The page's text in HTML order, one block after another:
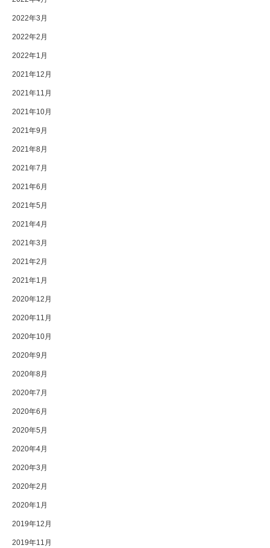
2022年3月
2022年2月
2022年1月
2021年12月
2021年11月
2021年10月
2021年9月
2021年8月
2021年7月
2021年6月
2021年5月
2021年4月
2021年3月
2021年2月
2021年1月
2020年12月
2020年11月
2020年10月
2020年9月
2020年8月
2020年7月
2020年6月
2020年5月
2020年4月
2020年3月
2020年2月
2020年1月
2019年12月
2019年11月